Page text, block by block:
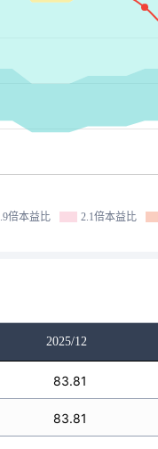
倍本益比 2.1倍本益比
2025/12
83.81
83.81